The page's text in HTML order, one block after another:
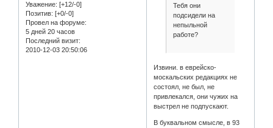
Уважение: [+12/-0]
Позитив: [+0/-0]
Провел на форуме:
5 дней 20 часов
Последний визит:
2010-12-03 20:50:06
Тебя они
подсидели на
непыльной
работе?
Извини. в еврейско-
москальских редакциях не
состоял, не был, не
привлекался, они чужих на
выстрел не подпускают.
В буквальном смысле, в 93